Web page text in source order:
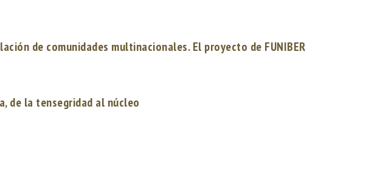
de comunidades multinacionales. El proyecto de FUNIBER
de la tensegridad al núcleo